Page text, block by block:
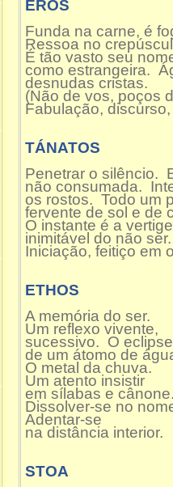
EROS
Funda na carne, é
Ressoa no
É tão vasto seu
como estrangeira.
desnudas cristas.
(Não de vos, poços
Fabulação,
TÁNATOS
Penetrar o silêncio.
não consumada.
os rostos. Todo um
fervente de sol e de
O instante é a
inimitável do não ser.
Iniciação, feitiço em
ETHOS
A memória do ser.
Um reflexo vivente,
sucessivo. O eclipse
de um átomo de
O metal da chuva.
Um atento insistir
em sílabas e
Dissolver-se no
Adentar-se
na distância interior.
STOA